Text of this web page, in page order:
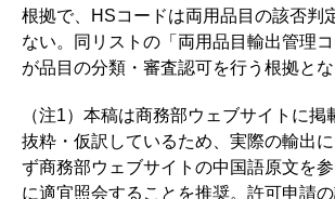
根拠で、HSコードは両用品目の該否判
ない。同リストの「両用品目輸出管理
が品目の分類・審査認可を行う根拠とな
（注1）本稿は商務部ウェブサイトに掲
抜粋・仮訳しているため、実際の輸出
ず商務部ウェブサイトの中国語原文を
に適宜照会することを推奨。許可申請